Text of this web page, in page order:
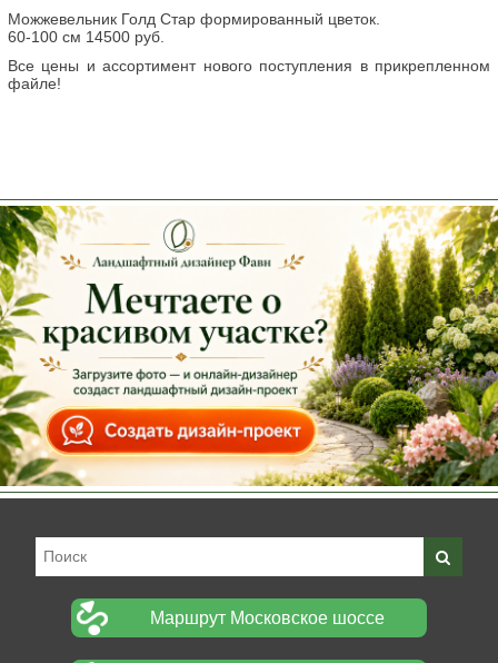
Можжевельник Голд Стар формированный цветок.
60-100 см 14500 руб.
Все цены и ассортимент нового поступления в прикрепленном
файле!
Маршрут Московское шоссе